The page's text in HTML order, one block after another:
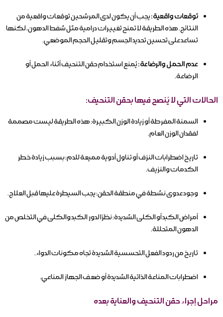
توقعات واقعية:يجب أن يكون لدى المرشحين توقعات واقعية من
النتائج. هذه الطريقة لا تمنح تغييرات درامية مثل شفط الدهون، لكنها
تساعد على تحسين تحديد الجسم وتقليل الحجم الموضعي.
عدم الحمل والرضاعة:يُمنع استخدام حقن التنحيف أثناء الحمل أو
الرضاعة.
الحالات التي لا يُنصح فيها بحقن التنحيف:
السمنة المفرطة أو زيادة الوزن الكبيرة: هذه الطريقة ليست مصممة
لفقدان الوزن العام.
تاريخ اضطرابات النزف أو تناول أدوية مميعة للدم: بسبب زيادة خطر
الكدمات والنزيف.
وجود عدوى نشطة في منطقة الحقن: يجب السيطرة عليها قبل العلاج.
أمراض الكبد أو الكلى الشديدة: نظرًا لدور الكبد والكلى في التخلص من
الدهون المتحللة.
تاريخ من ردود الفعل التحسسية الشديدة تجاه مكونات الدواء.
اضطرابات المناعة الذاتية الشديدة أو ضعف الجهاز المناعي.
مراحل إجراء حقن التنحيف والعناية بعده